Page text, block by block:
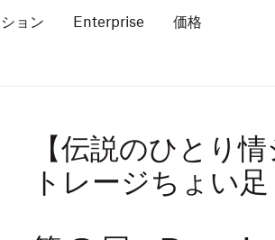
ョン Enterprise 価格
【伝説のひとり
トレージちょい